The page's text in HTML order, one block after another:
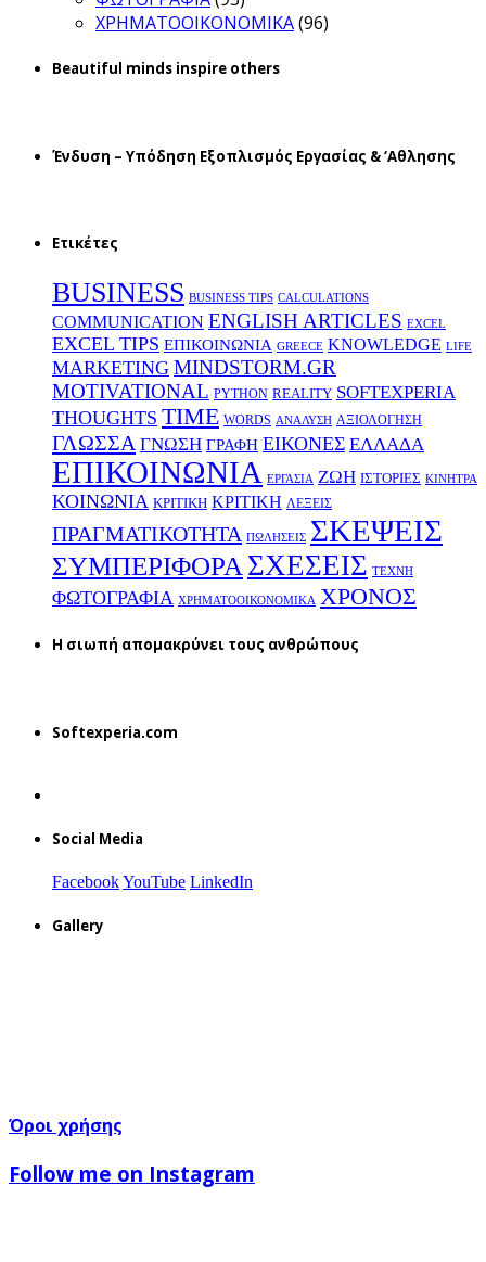
ΧΡΗΜΑΤΟΟΙΚΟΝΟΜΙΚΑ(96)
Beautiful minds inspire others
Ένδυση – Υπόδηση Εξοπλισμός Εργασίας & ‘Aθλησης
Ετικέτες
BUSINESS BUSINESS TIPS CALCULATIONS
COMMUNICATION ENGLISH ARTICLES EXCEL
EXCEL TIPS EΠΙΚΟΙΝΩΝΙΑ GREECE KNOWLEDGE LIFE
MARKETING MINDSTORM.GR
MOTIVATIONAL PYTHON REALITY SOFTEXPERIA
THOUGHTS TIME WORDS ΑΝΑΛΥΣΗ ΑΞΙΟΛΟΓΗΣΗ
ΓΛΩΣΣΑ ΓΝΩΣΗ ΓΡΑΦΗ ΕΙΚΟΝΕΣ ΕΛΛΑΔΑ
ΕΠΙΚΟΙΝΩΝΙΑ ΕΡΓΑΣΙΑ ΖΩΗ ΙΣΤΟΡΙΕΣ ΚΙΝΗΤΡΑ
ΚΟΙΝΩΝΙΑ ΚΡΙΤΙΚΗ ΚΡΙΤΙΚΗ ΛΕΞΕΙΣ
ΠΡΑΓΜΑΤΙΚΟΤΗΤΑ ΠΩΛΗΣΕΙΣ ΣΚΕΨΕΙΣ
ΣΥΜΠΕΡΙΦΟΡΑΣΧΕΣΕΙΣ ΤΕΧΝΗ
ΦΩΤΟΓΡΑΦΙΑ ΧΡΗΜΑΤΟΟΙΚΟΝΟΜΙΚΑ ΧΡΟΝΟΣ
H σιωπή απομακρύνει τους ανθρώπους
Softexperia.com
Social Media
FacebookYouTube LinkedIn
Gallery
Όροι χρήσης
Follow me on Instagram